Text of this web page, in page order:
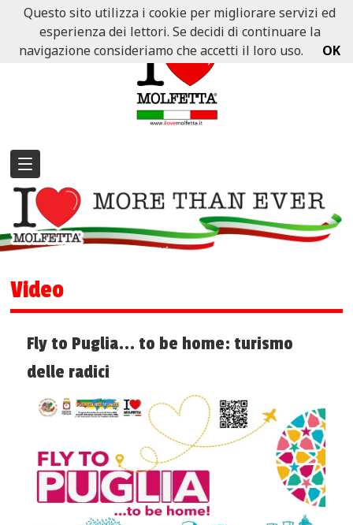
Video
Fly to Puglia... to be home: turismo
delle radici
Questo sito utilizza i cookie per migliorare servizi ed
esperienza dei lettori. Se decidi di continuare la
navigazione consideriamo che accetti il loro uso.
OK